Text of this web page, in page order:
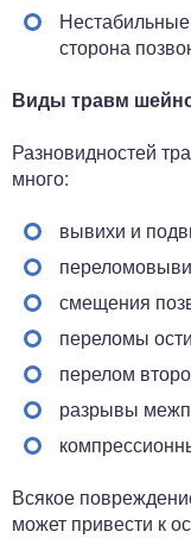
сторона
Виды травм
Разновидностей
много:
вывихи и
смещения
переломы
перелом
разрывы
Всякое
может привести к